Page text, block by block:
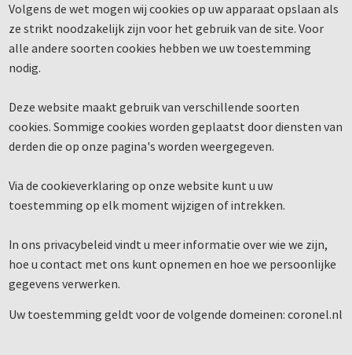
Volgens de wet mogen wij cookies op uw apparaat opslaan als
ze strikt noodzakelijk zijn voor het gebruik van de site. Voor
alle andere soorten cookies hebben we uw toestemming
nodig.
Deze website maakt gebruik van verschillende soorten
cookies. Sommige cookies worden geplaatst door diensten van
derden die op onze pagina's worden weergegeven.
Via de cookieverklaring op onze website kunt u uw
toestemming op elk moment wijzigen of intrekken.
In ons privacybeleid vindt u meer informatie over wie we zijn,
hoe u contact met ons kunt opnemen en hoe we persoonlijke
gegevens verwerken.
Uw toestemming geldt voor de volgende domeinen: coronel.nl